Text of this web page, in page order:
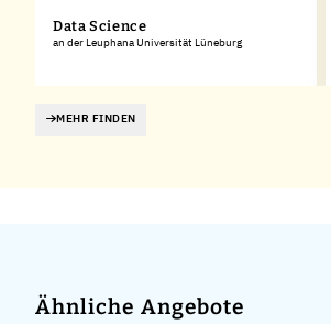
Data Science
an der Leuphana Universität Lüneburg
MEHR FINDEN
Ähnliche Angebote